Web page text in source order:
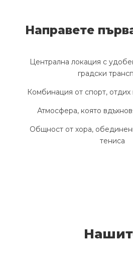
Направете
Централна локация с
градски
Комбинация от спорт,
Атмосфера, която
Общност от хора,
тениса